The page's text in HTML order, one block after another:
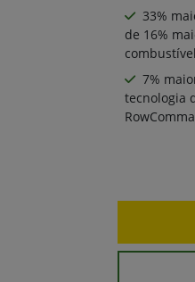
33%
de 16%
7%
tecnologia